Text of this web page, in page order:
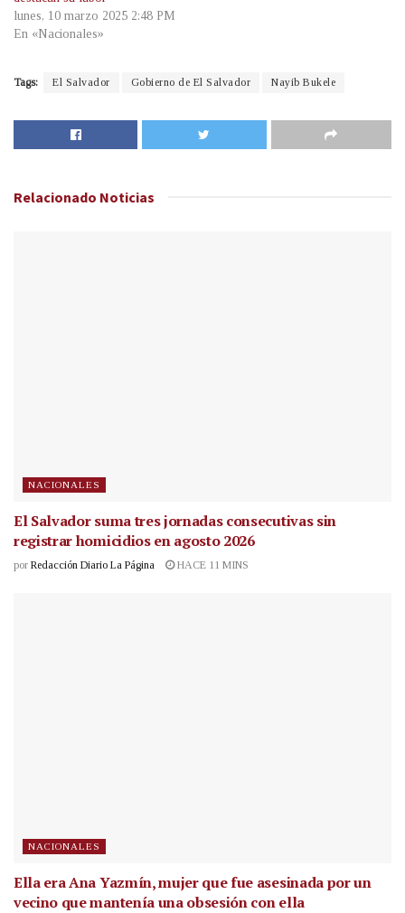
lunes, 10 marzo 2025 2:48 PM
En «Nacionales»
Tags: El Salvador Gobierno de El Salvador Nayib Bukele
Relacionado Noticias
NACIONALES
El Salvador suma tres jornadas consecutivas sin
registrar homicidios en agosto 2026
por Redacción Diario La Página HACE 11 MINS
NACIONALES
Ella era Ana Yazmín, mujer que fue asesinada por un
vecino que mantenía una obsesión con ella